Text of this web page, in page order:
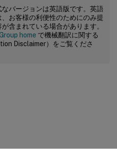
バージョンは英語版です。英語
お客様の利便性のためにのみ提
含まれている場合があります。
home で機械翻訳に関する
Disclaimer）をご覧くださ